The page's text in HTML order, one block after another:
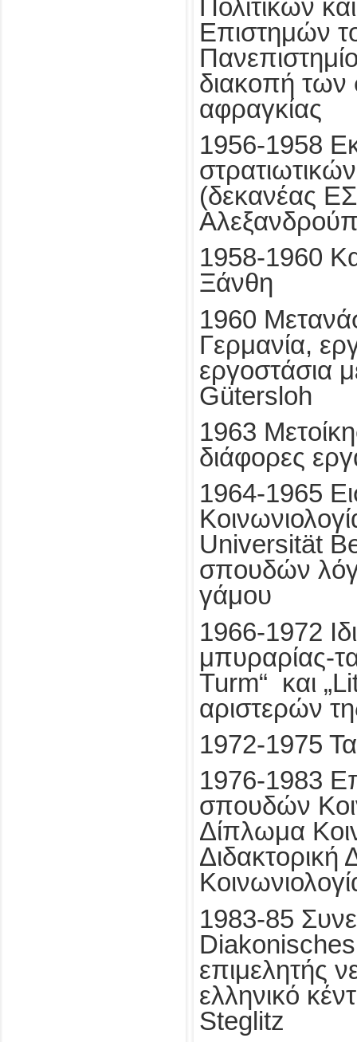
Πολιτικών
Επιστημών
διακοπή
αφραγκίας
1956-1958
(δεκανέας
1958-1960
Ξάνθη
1960
Γερμανία,
εργοστάσια
Gütersloh
1963
διάφορες
1964-1965
Universität
σπουδών
γάμου
1966-1972
μπυραρίας-
Turm“ και
αριστερών
1972-1975
1976-1983
σπουδών
Δίπλωμα
Διδακτορική
1983-85
επιμελητής
ελληνικό
Steglitz